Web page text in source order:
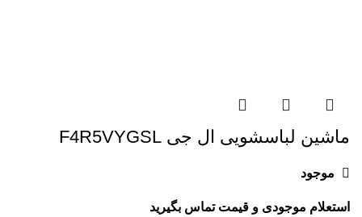
ماشین لباسشویی ال جی F4R5VYGSL
موجود